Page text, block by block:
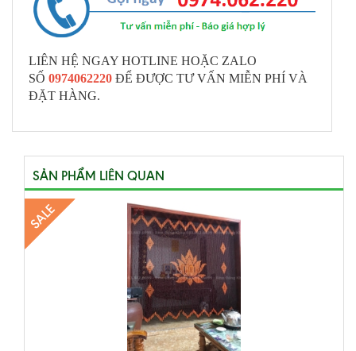
LIÊN HỆ NGAY HOTLINE HOẶC ZALO
SỐ 0974062220 ĐỂ ĐƯỢC TƯ VẤN MIỄN PHÍ VÀ
ĐẶT HÀNG.
SẢN PHẨM LIÊN QUAN
SALE